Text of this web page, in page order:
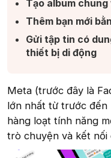
Tạo album chung
Thêm bạn mới
Gửi tập tin có
thiết bị di động​
Meta (trước đây là
lớn nhất từ trước đến
hàng loạt tính năng
trò chuyện và kết nối